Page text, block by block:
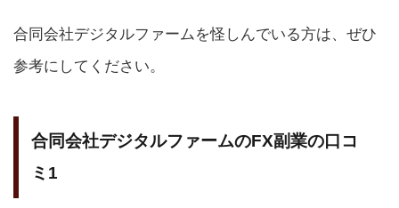
合同会社デジタルファームを怪しんでいる方は、ぜひ
参考にしてください。
合同会社デジタルファームのFX副業の口コ
ミ1